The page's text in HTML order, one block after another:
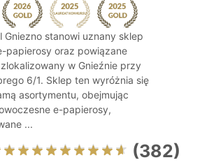
Gniezno stanowi uznany sklep
papierosy oraz powiązane
w Gnieźnie przy
6/1. Sklep ten wyróżnia się
asortymentu, obejmując
e-papierosy,
...
(382)